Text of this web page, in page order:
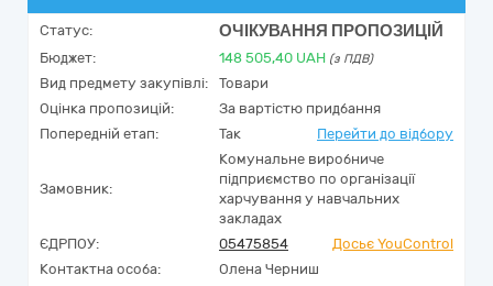
Статус: ОЧІКУВАННЯ ПРОПОЗИЦІЙ
Бюджет: 148 505,40 UAH (з ПДВ)
Вид предмету закупівлі:
Товари
Оцінка пропозицій:
За вартістю придбання
Попередній етап:
Так Перейти до відбору
Замовник:
Комунальне виробниче
підприємство по організації
харчування у навчальних
закладах
ЄДРПОУ:
05475854
Досьє YouControl
Контактна особа:
Олена Черниш